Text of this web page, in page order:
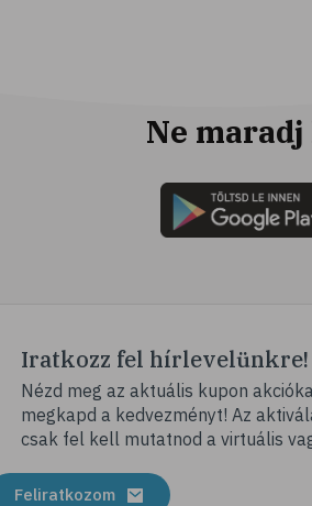
Ne
Iratkozz fel hírlevelünkre!
Nézd meg az aktuális kupon
megkapd a kedvezményt! Az
csak fel kell mutatnod a virtuális
Feliratkozom